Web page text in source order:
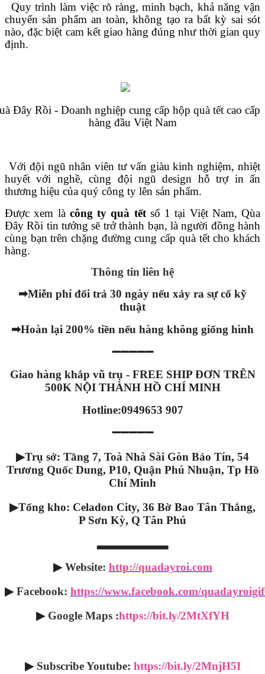
Quy trình làm việc rõ ràng, minh bạch, khả năng vận
chuyển sản phẩm an toàn, không tạo ra bất kỳ sai sót
nào, đặc biệt cam kết giao hàng đúng như thời gian quy
định.
Đây Rồi - Doanh nghiệp cung cấp hộp quà tết cao cấp
hàng đầu Việt Nam
Với đội ngũ nhân viên tư vấn giàu kinh nghiệm, nhiệt
huyết với nghề, cùng đội ngũ design hỗ trợ in ấn
thương hiệu của quý công ty lên sản phẩm.
Được xem là công ty quà tếtsố 1 tại Việt Nam, Qùa
Đây Rồi tin tưởng sẽ trở thành bạn, là người đồng hành
cùng bạn trên chặng đường cung cấp quà tết cho khách
hàng.
Thông tin liên hệ
➡Miễn phí đổi trả 30 ngày nếu xảy ra sự cố kỹ
thuật
➡Hoàn lại 200% tiền nếu hàng không giống hình
➖➖➖➖➖
Giao hàng khắp vũ trụ - FREE SHIP ĐƠN TRÊN
500K NỘI THÀNH HỒ CHÍ MINH
Hotline:0949653 907
➖➖➖➖➖
▶Trụ sở: Tầng 7, Toà Nhà Sài Gòn Bảo Tín, 54
Trương Quốc Dung, P10, Quận Phú Nhuận, Tp Hồ
Chí Minh
▶Tổng kho: Celadon City, 36 Bờ Bao Tân Thắng,
P Sơn Kỳ, Q Tân Phú
▂▂▂▂▂▂▂▂
▶ Website: http://quadayroi.com
▶ Facebook: https://www.facebook.com/
▶ Google Maps :https://bit.ly/2MtXfYH
▶ Subscribe Youtube: https://bit.ly/2MnjH5I